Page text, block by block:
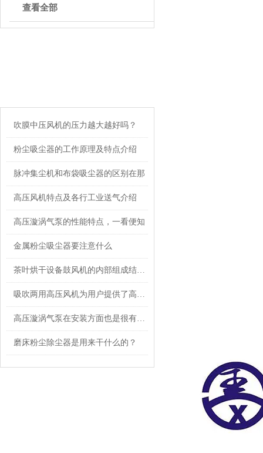
查看全部
吹膜中压风机的压力越大越好吗？
粉尘吸尘器的工作原理及特点介绍
脉冲集尘机和布袋吸尘器的区别在那
高压风机特点及各行工业送气介绍
高压漩涡气泵的性能特点，一看便知
金属粉尘吸尘器要注意什么
茶叶烘干设备鼓风机的内部组成结构分析
吸吹两用高压风机为用户提供了高效可靠的服务
高压漩涡气泵在安装方面也是很有讲究的
磨床粉尘除尘器是用来干什么的？